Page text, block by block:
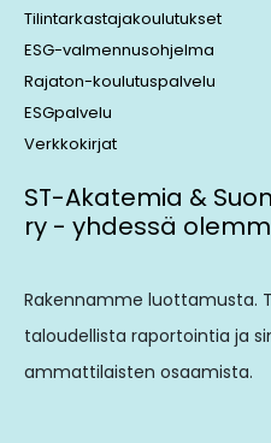
Tilintarkastajakoulutukset
ESG-valmennusohjelma
Rajaton-koulutuspalvelu
ESGpalvelu
Verkkokirjat
ST-Akatemia &
ry - yhdessä
Rakennamme luottamusta.
taloudellista raportointia ja
ammattilaisten osaamista.